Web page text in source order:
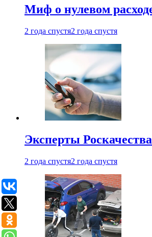
Миф о нулевом
2 года спустя2 года спустя
Эксперты
2 года спустя2 года спустя